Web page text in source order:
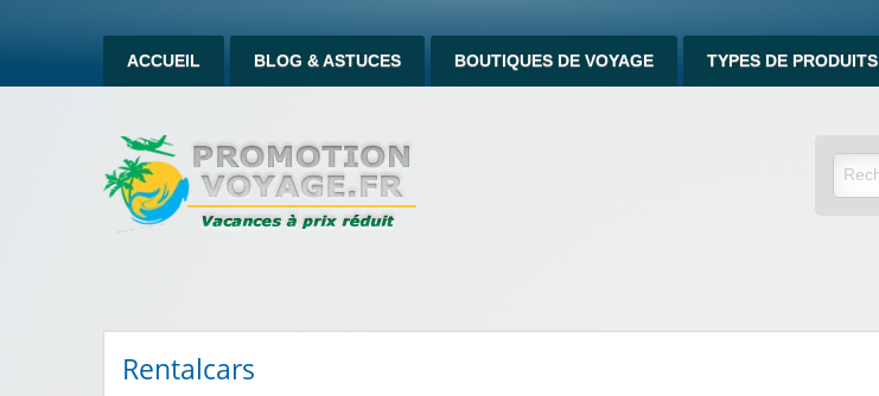
ACCUEIL BLOG & ASTUCES BOUTIQUES DE VOYAGE TYPES DE PRODUITS
Rentalcars